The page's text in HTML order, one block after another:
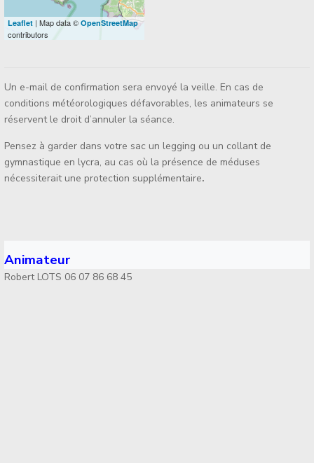
Leaflet | Map data ©OpenStreetMap
contributors
Un e-mail de confirmation sera envoyé la veille. En cas de
conditions météorologiques défavorables, les animateurs se
réservent le droit d’annuler la séance.
Pensez à garder dans votre sac un legging ou un collant de
gymnastique en lycra, au cas où la présence de méduses
nécessiterait une protection supplémentaire.
Animateur
Robert LOTS 06 07 86 68 45